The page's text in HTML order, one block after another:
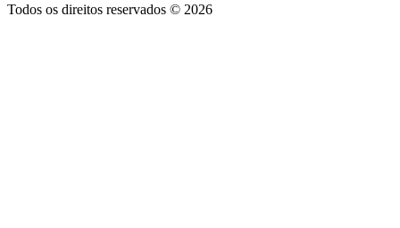
Todos os direitos reservados © 2026